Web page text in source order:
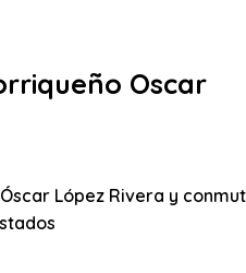
Oscar
López Rivera y